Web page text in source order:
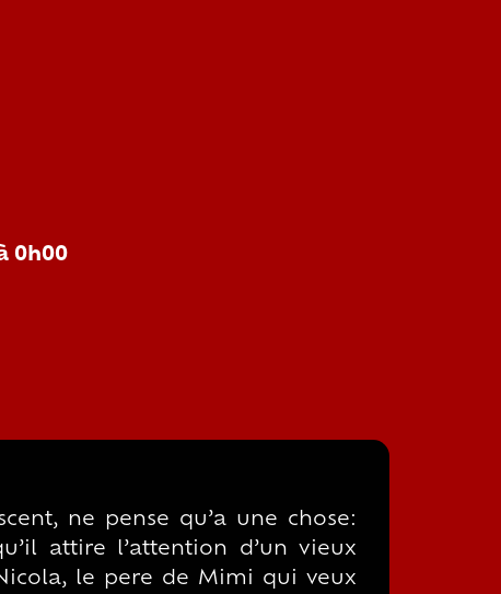
0h00
ne pense qu’a une chose:
attire l’attention d’un vieux
le pere de Mimi qui veux